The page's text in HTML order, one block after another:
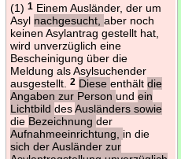
(1) 1Einem Ausländer, der um
Asyl nachgesucht, aber noch
keinen Asylantrag gestellt hat,
wird unverzüglich eine
Bescheinigung über die
Meldung als Asylsuchender
ausgestellt.
2 Diese enthält die
Angaben zur Person und ein
Lichtbild desAusländers sowie
die Bezeichnung der
Aufnahmeeinrichtung, in die
sich der Ausländer zur